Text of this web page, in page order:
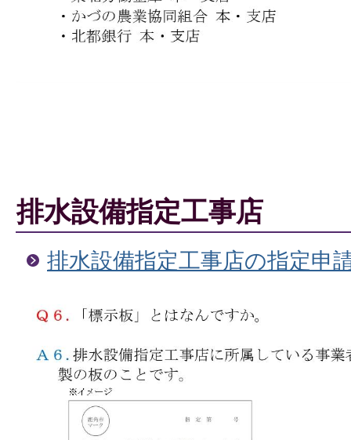
排水設備指定工事店
排水設備指定工事店の指定申